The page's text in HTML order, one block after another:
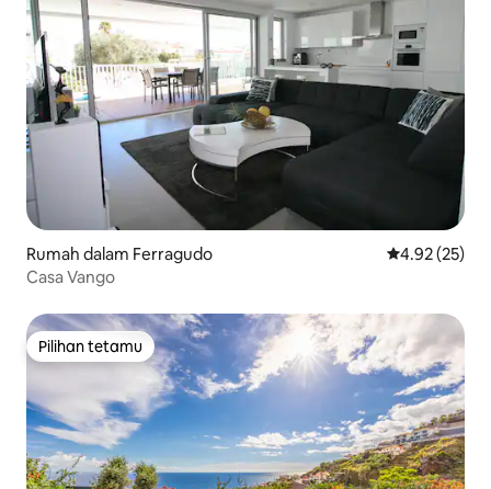
Rumah dalam Ferragudo Penarafan
4.92 (25)
Casa Vango
Pilihan tetamu
Pilihan tetamu